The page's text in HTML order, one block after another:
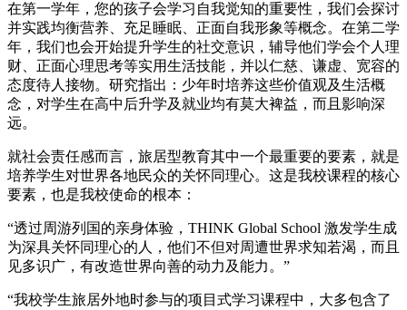
在第一学年，您的孩子会学习自我觉知的重要性，我们会探讨
并实践均衡营养、充足睡眠、正面自我形象等概念。在第二学
年，我们也会开始提升学生的社交意识，辅导他们学会个人理
财、正面心理思考等实用生活技能，并以仁慈、谦虚、宽容的
态度待人接物。研究指出：少年时培养这些价值观及生活概
念，对学生在高中后升学及就业均有莫大裨益，而且影响深
远。
就社会责任感而言，旅居型教育其中一个最重要的要素，就是
培养学生对世界各地民众的关怀同理心。这是我校课程的核心
要素，也是我校使命的根本：
“透过周游列国的亲身体验，THINK Global School 激发学生成
为深具关怀同理心的人，他们不但对周遭世界求知若渴，而且
见多识广，有改造世界向善的动力及能力。”
“我校学生旅居外地时参与的项目式学习课程中，大多包含了